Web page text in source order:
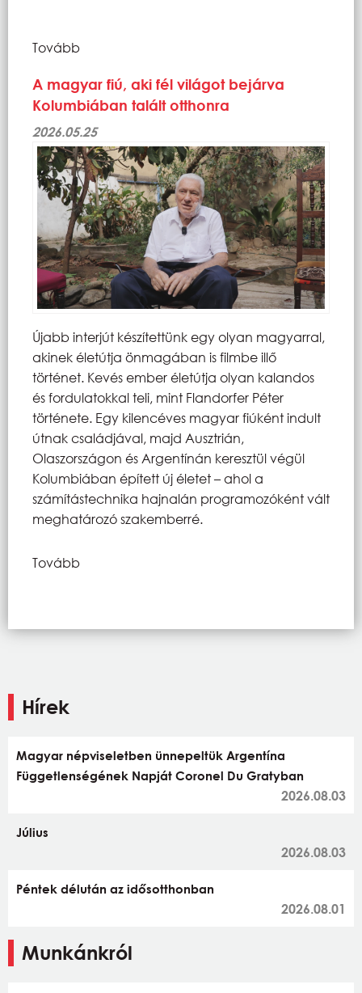
Tovább
A magyar fiú, aki fél világot bejárva
Kolumbiában talált otthonra
2026.05.25
Újabb interjút készítettünk egy olyan magyarral,
akinek életútja önmagában is filmbe illő
történet. Kevés ember életútja olyan kalandos
és fordulatokkal teli, mint Flandorfer Péter
története. Egy kilencéves magyar fiúként indult
útnak családjával, majd Ausztrián,
Olaszországon és Argentínán keresztül végül
Kolumbiában épített új életet – ahol a
számítástechnika hajnalán programozóként vált
meghatározó szakemberré.
Tovább
Hírek
Magyar népviseletben ünnepeltük Argentína
Függetlenségének Napját Coronel Du Gratyban
2026.08.03
Július
2026.08.03
Péntek délután az idősotthonban
2026.08.01
Munkánkról